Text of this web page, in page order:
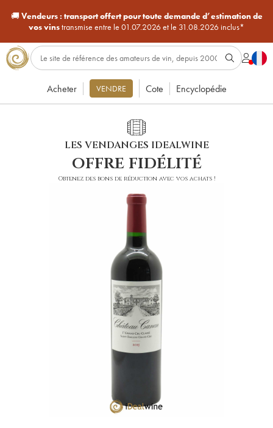
🚚Vendeurs : transport offert pour toute demande d’estimation de
vos vinstransmise entre le 01.07.2026 et le 31.08.2026 inclus*
Acheter VENDRE Cote Encyclopédie
LES VENDANGES IDEALWINE
offre fidélité
Obtenez des bons de réduction avec vos achats !